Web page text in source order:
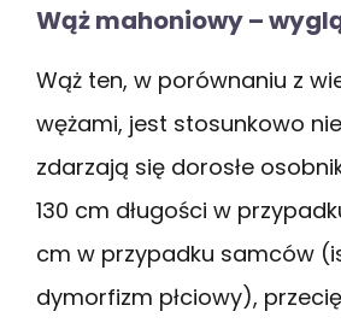
Wąż mahoniowy –
Wąż ten, w porównaniu z
wężami, jest stosunkowo
zdarzają się dorosłe
130 cm długości w
cm w przypadku samców
dymorfizm płciowy),